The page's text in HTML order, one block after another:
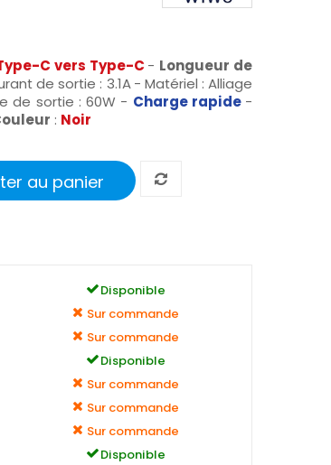
C vers Type-C- Longueur de
de sortie : 3.1A - Matériel : Alliage
de sortie : 60W - Charge rapide -
: Noir
au panier
Disponible
Sur commande
Sur commande
Disponible
Sur commande
Sur commande
Sur commande
Disponible